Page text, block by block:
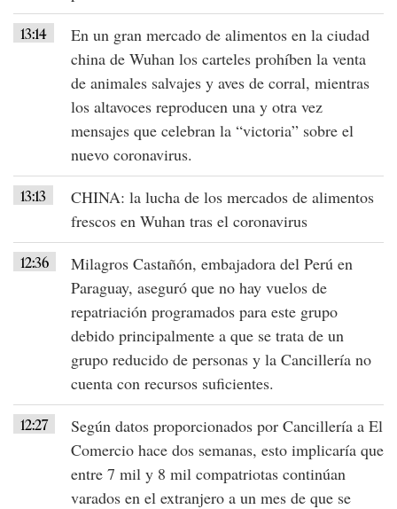
13:14
En un gran mercado de alimentos en la ciudad
china de Wuhan los carteles prohíben la venta
de animales salvajes y aves de corral, mientras
los altavoces reproducen una y otra vez
mensajes que celebran la “victoria” sobre el
nuevo coronavirus.
13:13
CHINA: la lucha de los mercados de alimentos
frescos en Wuhan tras el coronavirus
12:36
Milagros Castañón, embajadora del Perú en
Paraguay, aseguró que no hay vuelos de
repatriación programados para este grupo
debido principalmente a que se trata de un
grupo reducido de personas y la Cancillería no
cuenta con recursos suficientes.
12:27
Según datos proporcionados por Cancillería a El
Comercio hace dos semanas, esto implicaría que
entre 7 mil y 8 mil compatriotas continúan
varados en el extranjero a un mes de que se